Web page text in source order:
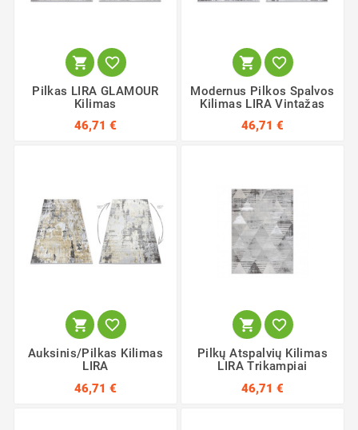
 
Pilkas LIRA GLAMOUR
Kilimas
46,71 €
 
Modernus Pilkos Spalvos
Kilimas LIRA Vintažas
46,71 €
 
Auksinis/pilkas Kilimas
LIRA
46,71 €
 
Pilkų Atspalvių Kilimas
LIRA Trikampiai
46,71 €